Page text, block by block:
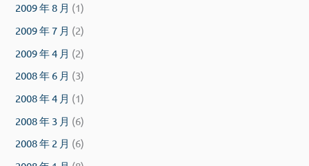
2009 年 8 月 (1)
2009 年 7 月 (2)
2009 年 4 月 (2)
2008 年 6 月 (3)
2008 年 4 月 (1)
2008 年 3 月 (6)
2008 年 2 月 (6)